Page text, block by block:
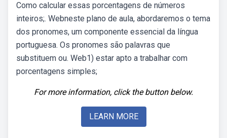
Como calcular essas porcentagens de números
inteiros;. Webneste plano de aula, abordaremos o tema
dos pronomes, um componente essencial da língua
portuguesa. Os pronomes são palavras que
substituem ou. Web1) estar apto a trabalhar com
porcentagens simples;
For more information, click the button below.
LEARN MORE